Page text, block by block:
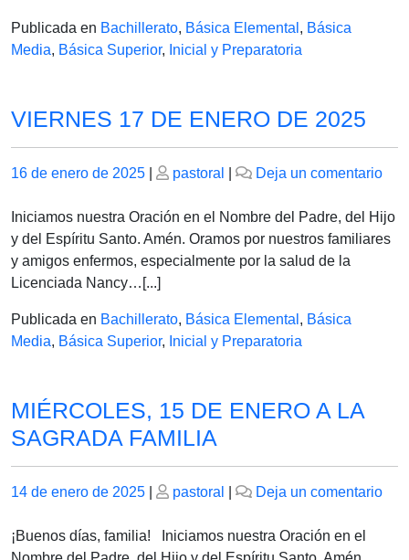
Publicada en Bachillerato, Básica Elemental , Básica
Media, Básica Superior, Inicial y Preparatoria
VIERNES 17 DE ENERO DE 2025
Publicado
16 de enero de 2025
Publicado
pastoral Deja un comentarioen
17
DE
Iniciamos nuestra Oración en el Nombre del Padre, del Hijo
y del Espíritu Santo. Amén. Oramos por nuestros familiares
y amigos enfermos, especialmente por la salud de la
Licenciada Nancy…[...]
Publicada en Bachillerato, Básica Elemental , Básica
Media, Básica Superior, Inicial y Preparatoria
MIÉRCOLES, 15 DE ENERO A LA
SAGRADA FAMILIA
Publicado
14 de enero de 2025
Publicado
pastoral Deja un comentarioen
¡Buenos días, familia! Iniciamos nuestra Oración en el